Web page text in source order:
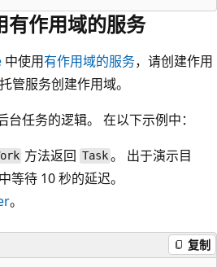
有作用域的服务
中使用有作用域的服务，请创建作用
管服务创建作用域。
任务的逻辑。 在以下示例中：
方法返回Task。 出于演示目
等待 10 秒的延迟。
。
复制